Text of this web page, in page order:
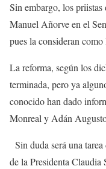
Sin embargo, los
Manuel Añorve en el
pues la consideran
La reforma, según los
terminada, pero ya
conocido han dado
Monreal y Adán
Sin duda será una
de la Presidenta Claudia